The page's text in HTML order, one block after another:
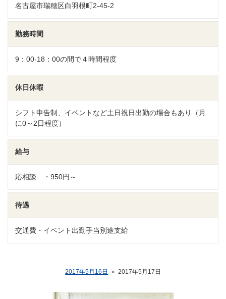
名古屋市瑞穂区白羽根町2-45-2
勤務時間
9：00-18：00の間で４時間程度
休日休暇
シフト申告制、イベントなど土日祝日出勤の場合もあり（月
に0～2日程度）
給与
応相談 ・950円～
待遇
交通費・イベント出勤手当別途支給
2017年5月16日 « 2017年5月17日